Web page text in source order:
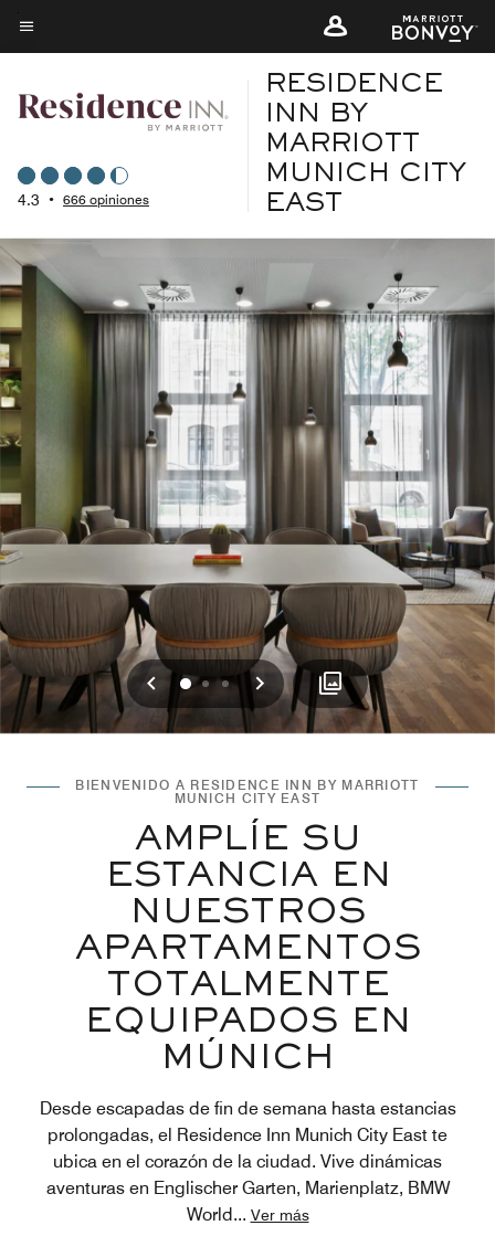
Skip
to
content
Texto del menú
4.3 • 666 opiniones
RESIDENCE
INN BY
MARRIOTT
MUNICH CITY
EAST
Anterior
012 Siguiente
BIENVENIDO A RESIDENCE INN BY MARRIOTT
MUNICH CITY EAST
AMPLÍE SU
ESTANCIA EN
NUESTROS
APARTAMENTOS
TOTALMENTE
EQUIPADOS EN
MÚNICH
Desde escapadas de fin de semana hasta estancias
prolongadas, el Residence Inn Munich City East te
ubica en el corazón de la ciudad. Vive dinámicas
aventuras en Englischer Garten, Marienplatz, BMW
World... Ver más